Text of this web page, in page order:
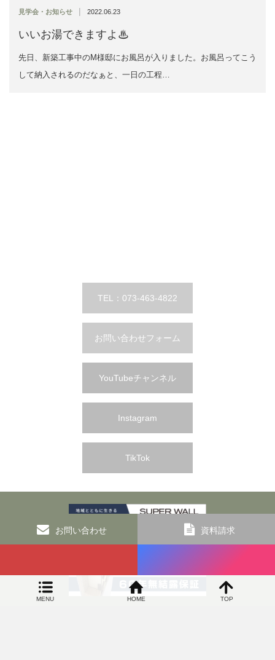
見学会・お知らせ | 2022.06.23
いいお湯できますよ♨
先日、新築工事中のM様邸にお風呂が入りました。お風呂ってこう
して納入されるのだなぁと、一日の工程…
TEL：073-463-4822
お問い合わせフォーム
YouTubeチャンネル
Instagram
TikTok
お問い合わせ 資料請求
MENU HOME TOP